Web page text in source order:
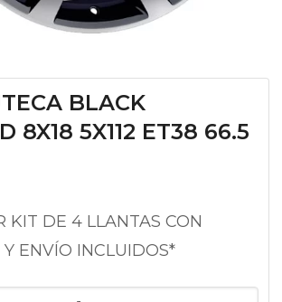
BLACK
8X18 5X112 ET38 66.5
KIT DE 4 LLANTAS CON
ENVÍO INCLUIDOS*